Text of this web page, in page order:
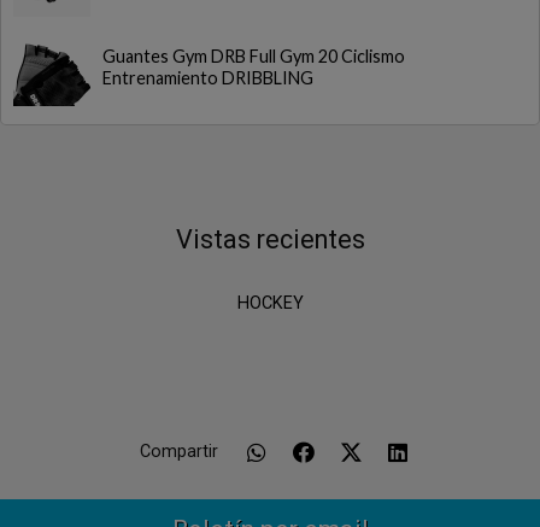
Guantes Gym DRB Full Gym 20 Ciclismo
Entrenamiento DRIBBLING
Vistas recientes
HOCKEY
Compartir